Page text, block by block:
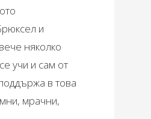
и
няколко
учи и сам от
в това
мрачни,